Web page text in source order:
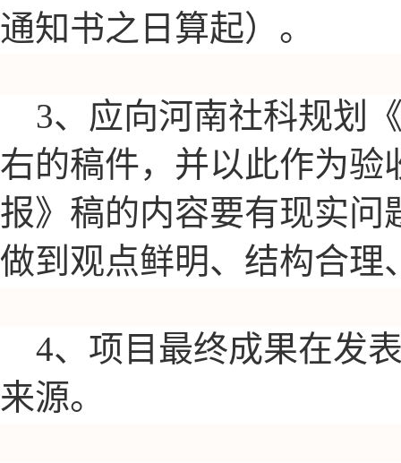
通知书之日算起）。
3、应向河南社科规划
右的稿件，并以此作为验
报》稿的内容要有现实问
做到观点鲜明、结构合理
4、项目最终成果在发
来源。